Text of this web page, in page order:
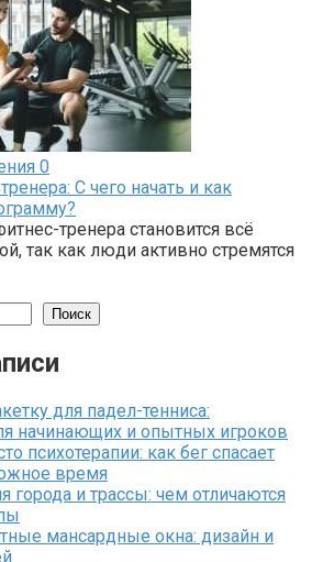
0
С чего начать и как
тренера становится всё
так как люди активно стремятся
Поиск
для падел-тенниса:
начинающих и опытных игроков
психотерапии: как бег спасает
время
города и трассы: чем отличаются
мансардные окна: дизайн и